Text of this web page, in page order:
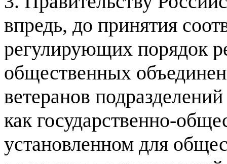
впредь, до принятия
регулирующих порядок
общественных
ветеранов
как государственно-
установленном для